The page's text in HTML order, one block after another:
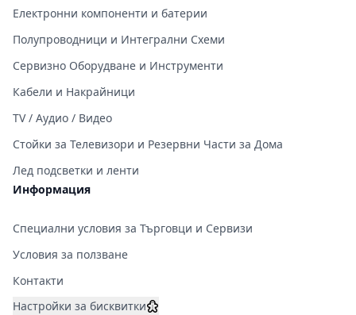
Електронни компоненти и батерии
Полупроводници и Интегрални Схеми
Сервизно Оборудване и Инструменти
Кабели и Накрайници
TV / Аудио / Видео
Стойки за Телевизори и Резервни Части за Дома
Лед подсветки и ленти
Информация
Специални условия за Търговци и Сервизи
Условия за ползване
Контакти
Настройки за бисквитки